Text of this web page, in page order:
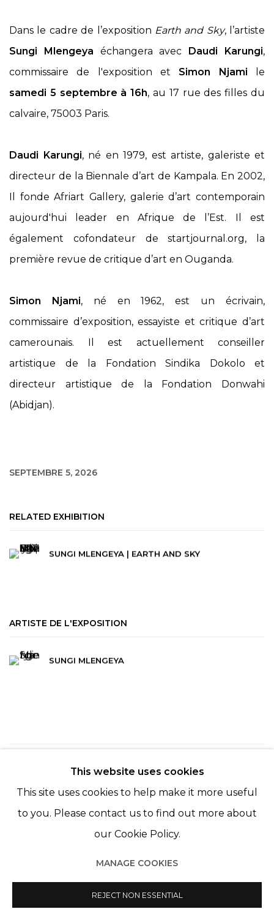
Dans le cadre de l’exposition Earth and Sky, l’artiste
Sungi Mlengeya échangera avec Daudi Karungi,
commissaire de l'exposition et Simon Njami le
samedi 5 septembre à 16h, au 17 rue des filles du
calvaire, 75003 Paris.
Daudi Karungi, né en 1979, est artiste, galeriste et
directeur de la Biennale d’art de Kampala. En 2002,
Il fonde Afriart Gallery, galerie d’art contemporain
aujourd'hui leader en Afrique de l’Est. Il est
également cofondateur de startjournal.org, la
première revue de critique d’art en Ouganda.
Simon Njami, né en 1962, est unécrivain,
commissaire d’exposition, essayiste et critique d’art
camerounais. Il est actuellement conseiller
artistique de la Fondation Sindika Dokolo et
directeur artistique de la Fondation Donwahi
(Abidjan).
SEPTEMBRE 5, 2026
RELATED EXHIBITION
SUNGI MLENGEYA | EARTH AND SKY
ARTISTE DE L'EXPOSITION
SUNGI MLENGEYA
RETOUR
© 2022 LES FILLES DU CALVAIRE SITE BY ARTLOGIC
This website uses cookies
This site uses cookies to help make it more useful
to you. Please contact us to find out more about
our Cookie Policy.
MANAGE COOKIES
REJECT NON ESSENTIAL